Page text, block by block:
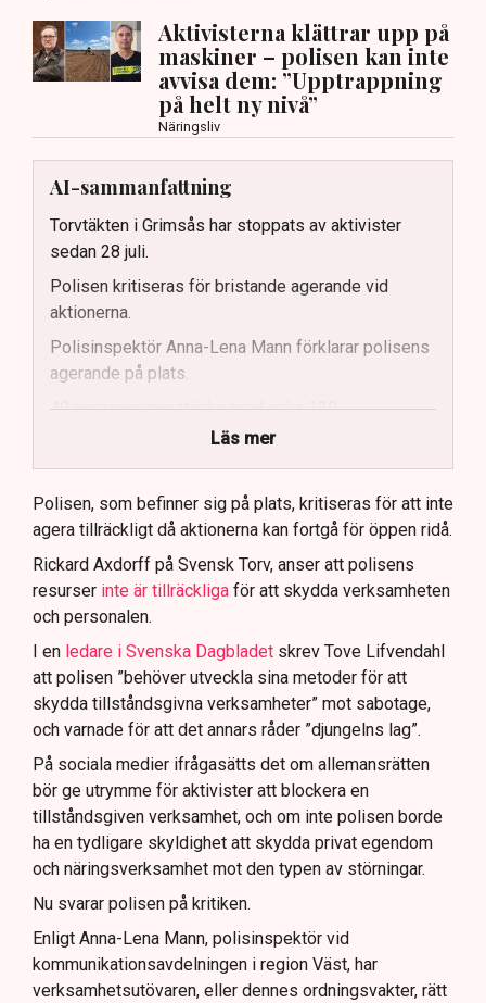
Aktivisterna klättrar upp på
maskiner – polisen kan inte
avvisa dem: ”Upptrappning
på helt ny nivå”
Näringsliv
AI-sammanfattning
Torvtäkten i Grimsås har stoppats av aktivister
sedan 28 juli.
Polisen kritiseras för bristande agerande vid
aktionerna.
Polisinspektör Anna-Lena Mann förklarar polisens
agerande på plats.
40 personer misstänks med cirka 120
brottsmisstankar kopplade.
Polisen använder drönare och uniformerad polis
för att dokumentera bevis.
Samtidigt är polisarbetet komplext när det gäller
att navigera juridiska rättigheter och gränser.
Läs mer
Polisen, som befinner sig på plats, kritiseras för att inte
agera tillräckligt då aktionerna kan fortgå för öppen ridå.
Rickard Axdorff på Svensk Torv, anser att polisens
resurser inte är tillräckliga för att skydda verksamheten
och personalen.
I en ledare i Svenska Dagbladet skrev Tove Lifvendahl
att polisen ”behöver utveckla sina metoder för att
skydda tillståndsgivna verksamheter” mot sabotage,
och varnade för att det annars råder ”djungelns lag”.
På sociala medier ifrågasätts det om allemansrätten
bör ge utrymme för aktivister att blockera en
tillståndsgiven verksamhet, och om inte polisen borde
ha en tydligare skyldighet att skydda privat egendom
och näringsverksamhet mot den typen av störningar.
Nu svarar polisen på kritiken.
Enligt Anna-Lena Mann, polisinspektör vid
kommunikationsavdelningen i region Väst, har
verksamhetsutövaren, eller dennes ordningsvakter, rätt